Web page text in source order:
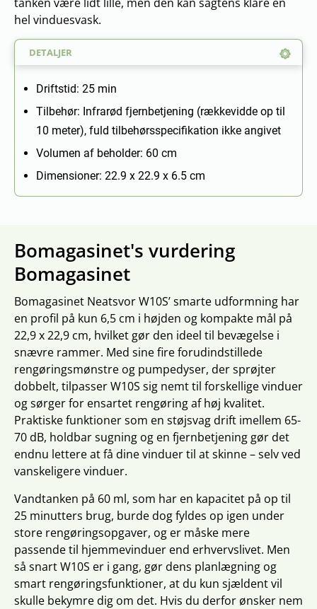
DETALJER
Driftstid: 25 min
Tilbehør: Infrarød fjernbetjening (rækkevidde op til
10 meter), fuld tilbehørsspecifikation ikke angivet
Volumen af beholder: 60 cm
Dimensioner: 22.9 x 22.9 x 6.5 cm
hel vinduesvask.
Bomagasinet's vurdering
Bomagasinet
Bomagasinet Neatsvor W10S’ smarte udformning har
en profil på kun 6,5 cm i højden og kompakte mål på
22,9 x 22,9 cm, hvilket gør den ideel til bevægelse i
snævre rammer. Med sine fire forudindstillede
rengøringsmønstre og pumpedyser, der sprøjter
dobbelt, tilpasser W10S sig nemt til forskellige vinduer
og sørger for ensartet rengøring af høj kvalitet.
Praktiske funktioner som en støjsvag drift imellem 65-
70 dB, holdbar sugning og en fjernbetjening gør det
endnu lettere at få dine vinduer til at skinne – selv ved
vanskeligere vinduer.
Vandtanken på 60 ml, som har en kapacitet på op til
25 minutters brug, burde dog fyldes op igen under
store rengøringsopgaver, og er måske mere
passende til hjemmevinduer end erhvervslivet. Men
så snart W10S er i gang, gør dens planlægning og
smart rengøringsfunktioner, at du kun sjældent vil
skulle bekymre dig om det. Hvis du derfor ønsker nem